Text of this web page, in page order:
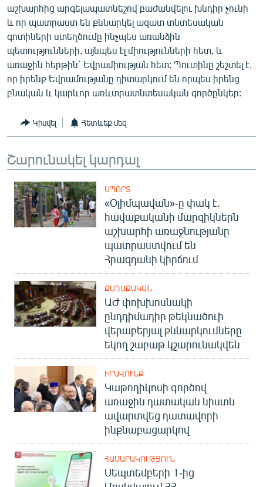
աշխարհից արգելապատնեշով բաժանվելու խնդիր չունի
և որ պատրաստ են քննարկել ազատ տնտեսական
գոտիների ստեղծումը ինչպես առանձին
պետությունների, այնպես էլ միությունների հետ, և
առաջին հերթին` Եվրամիության հետ: Պուտինը շեշտել է,
որ իրենք Եվրամությանը դիտարկում են որպես իրենց
բնական և կարևոր առևտրատնտեսական գործընկեր:
Կիսվել Հետևեք մեզ
Շարունակել կարդալ
ՍՊՈՐՏ
«Օլիմպավան»-ը փակ է.
հավաքականի մարզիկներն
աշխարհի առաջնությանը
պատրաստվում են
Հրազդանի կիրճում
ՔԱՂԱՔԱԿԱՆ
ԱԺ փոխխոսնակի
ընդդիմադիր թեկնածուի
վերաբերյալ քննարկումները
եկող շաբաթ կշարունակվեն
ԻՐԱՎՈՒՆՔ
Կաթողիկոսի գործով
առաջին դատական նիստն
ավարտվեց դատավորի
ինքնաբացարկով
ՀԱՍԱՐԱԿՈՒԹՅՈՒՆ
Սեպտեմբերի 1-ից